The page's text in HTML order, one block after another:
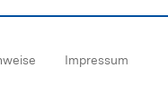
Impressum